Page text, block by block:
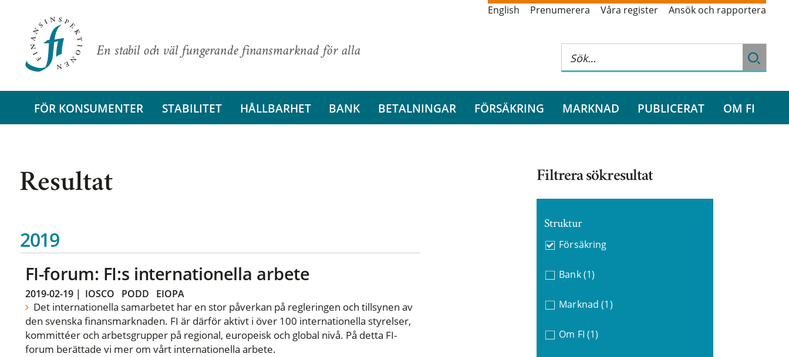
En stabil och väl fungerande finansmarknad för alla
English Prenumerera Våra register Ansök och rapportera
FÖR KONSUMENTER STABILITET HÅLLBARHET BANK BETALNINGAR FÖRSÄKRING MARKNAD PUBLICERAT OM FI
Resultat
2019
FI-forum: FI:s internationella arbete
2019-02-19| IOSCO PODD EIOPA
Det internationella samarbetet har en stor påverkan på regleringen och tillsynen av
den svenska finansmarknaden. FI är därför aktivt i över 100 internationella styrelser,
kommittéer och arbetsgrupper på regional, europeisk och global nivå. På detta FI-
forum berättade vi mer om vårt internationella arbete.
Filtrera sökresultat
Struktur
Försäkring
Bank (1)
Marknad (1)
Om FI (1)